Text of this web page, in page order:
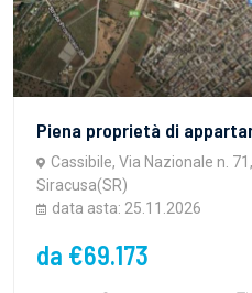
Cassibile, Via Nazionale n.
Siracusa(SR)
data asta: 25.11.2026
da €69.173